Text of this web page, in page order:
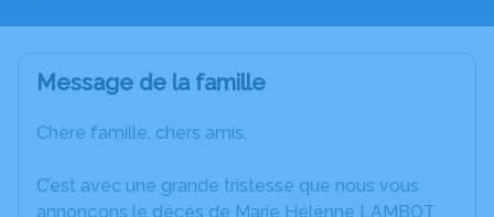
Message de la famille
Chère famille, chers amis,
C’est avec une grande tristesse que nous vous
annonçons le décès de Marie Hélènne LAMBOT